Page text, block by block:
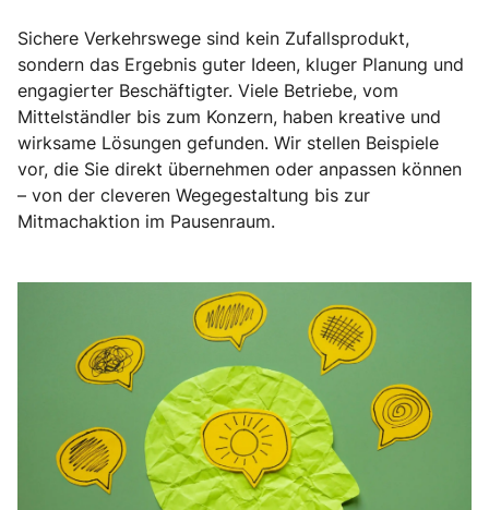
Sichere Verkehrswege sind kein Zufallsprodukt,
sondern das Ergebnis guter Ideen, kluger Planung und
engagierter Beschäftigter. Viele Betriebe, vom
Mittelständler bis zum Konzern, haben kreative und
wirksame Lösungen gefunden. Wir stellen Beispiele
vor, die Sie direkt übernehmen oder anpassen können
– von der cleveren Wegegestaltung bis zur
Mitmachaktion im Pausenraum.